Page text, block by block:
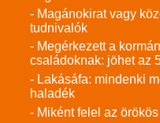
- Magánokirat vagy
tudnivalók
- Megérkezett a
családoknak: jöhet az
- Lakásáfa: mindenki
haladék
- Miként felel az